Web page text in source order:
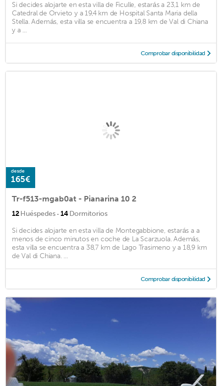
Si decides alojarte en esta villa de Ficulle, estarás a 23,1 km de
Catedral de Orvieto y a 19,4 km de Hospital Santa Maria della
Stella. Además, esta villa se encuentra a 19,8 km de Val di Chiana
y a ...
Comprobar disponibilidad
desde
165€
Tr-f513-mgab0at - Pianarina 10 2
12Huéspedes · 14Dormitorios
Si decides alojarte en esta villa de Montegabbione, estarás a a
menos de cinco minutos en coche de La Scarzuola. Además,
esta villa se encuentra a 38,7 km de Lago Trasimeno y a 18,9 km
de Val di Chiana. ...
Comprobar disponibilidad